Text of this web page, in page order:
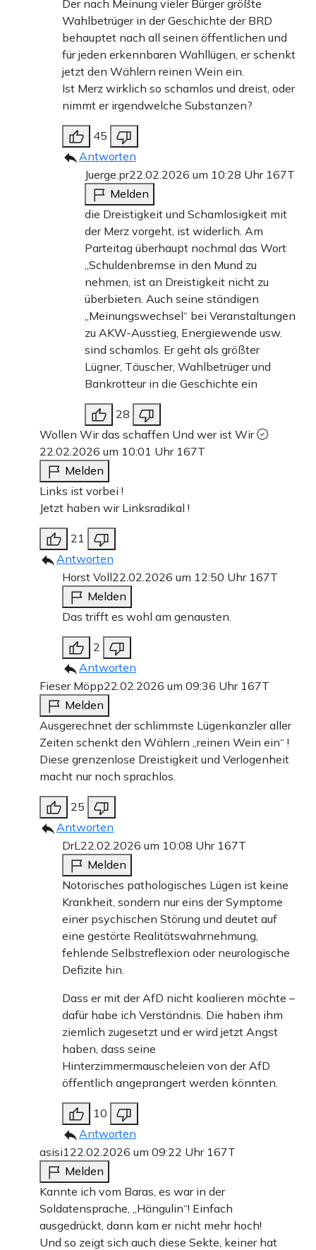
Der nach Meinung vieler Bürger größte
Wahlbetrüger in der Geschichte der BRD
behauptet nach all seinen öffentlichen und
für jeden erkennbaren Wahllügen, er schenkt
jetzt den Wählern reinen Wein ein.
Ist Merz wirklich so schamlos und dreist, oder
nimmt er irgendwelche Substanzen?
45
Antworten
Juerge.pr22.02.2026 um 10:28 Uhr 167T
Melden
die Dreistigkeit und Schamlosigkeit mit
der Merz vorgeht, ist widerlich. Am
Parteitag überhaupt nochmal das Wort
„Schuldenbremse in den Mund zu
nehmen, ist an Dreistigkeit nicht zu
überbieten. Auch seine ständigen
„Meinungswechsel“ bei Veranstaltungen
zu AKW-Ausstieg, Energiewende usw.
sind schamlos. Er geht als größter
Lügner, Täuscher, Wahlbetrüger und
Bankrotteur in die Geschichte ein
28
Wollen Wir das schaffen Und wer ist Wir
22.02.2026 um 10:01 Uhr 167T
Melden
Links ist vorbei !
Jetzt haben wir Linksradikal !
21
Antworten
Horst Voll22.02.2026 um 12:50 Uhr 167T
Melden
Das trifft es wohl am genausten.
2
Antworten
Fieser Möpp22.02.2026 um 09:36 Uhr 167T
Melden
Ausgerechnet der schlimmste Lügenkanzler aller
Zeiten schenkt den Wählern „reinen Wein ein“ !
Diese grenzenlose Dreistigkeit und Verlogenheit
macht nur noch sprachlos.
25
Antworten
DrL 22.02.2026 um 10:08 Uhr 167T
Melden
Notorisches pathologisches Lügen ist keine
Krankheit, sondern nur eins der Symptome
einer psychischen Störung und deutet auf
eine gestörte Realitätswahrnehmung,
fehlende Selbstreflexion oder neurologische
Defizite hin.
Dass er mit der AfD nicht koalieren möchte –
dafür habe ich Verständnis. Die haben ihm
ziemlich zugesetzt und er wird jetzt Angst
haben, dass seine
Hinterzimmermauscheleien von der AfD
öffentlich angeprangert werden könnten.
10
Antworten
asisi122.02.2026 um 09:22 Uhr 167T
Melden
Kannte ich vom Baras, es war in der
Soldatensprache, „Hängulin“! Einfach
ausgedrückt, dann kam er nicht mehr hoch!
Und so zeigt sich auch diese Sekte, keiner hat